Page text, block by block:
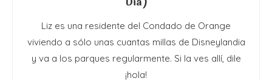
Liz es una residente del Condado de Orange
viviendo a sólo unas cuantas millas de Disneylandia
y va a los parques regularmente. Si la ves allí, dile
¡hola!